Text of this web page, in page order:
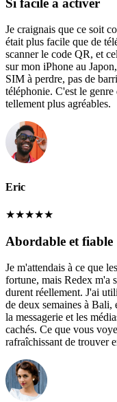
Je craignais que ce soit
était plus facile que de
scanner le code QR, et
sur mon iPhone au
SIM à perdre, pas de
téléphonie. C'est le
tellement plus agréables.
Eric
★★★★★
Abordable et fiable
Je m'attendais à ce que
fortune, mais Redex m'a
durent réellement. J'ai
de deux semaines à Bali,
la messagerie et les
cachés. Ce que vous
rafraîchissant de trouver